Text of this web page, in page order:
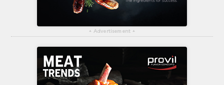
▴ Advertisement ▴